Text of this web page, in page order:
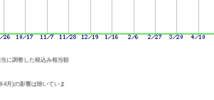
に調整した税込み相当額
4月)の影響は除いていま